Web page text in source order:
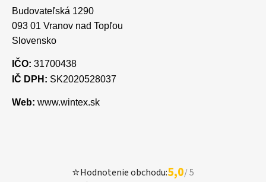
Budovateľská 1290
093 01 Vranov nad Topľou
Slovensko
IČO: 31700438
IČ DPH: SK2020528037
Web: www.wintex.sk
⭐Hodnotenie obchodu:5,0/ 5